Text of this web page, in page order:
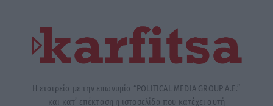
Η εταιρεία με την επωνυμία “POLITICAL MEDIA GROUP A.E.”
και κατ’ επέκταση η ιστοσελίδα που κατέχει αυτή